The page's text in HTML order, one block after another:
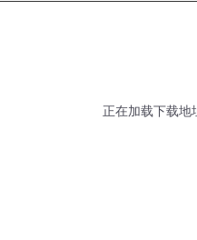
正在加载下载地